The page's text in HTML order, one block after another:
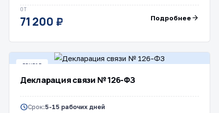
ОТ
71 200 ₽ Подробнее arrow_forward
ДРУГОЕ
Декларация связи № 126-ФЗ
scheduleСрок:5-15 рабочих дней